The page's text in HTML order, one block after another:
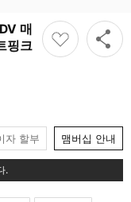
매
핑크
자 할부 맴버십 안내
.